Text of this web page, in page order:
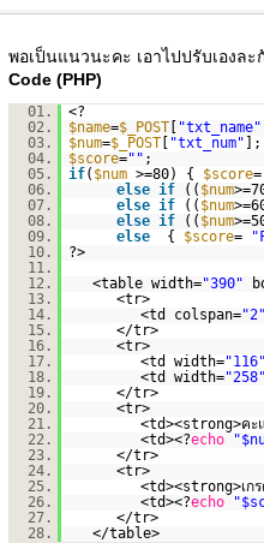
พอเป็นแนวนะคะ เอาไปปรับเองละ
Code (PHP)
01.
<?
02.
$name=$_POST[ "txt_name"
03.
$num=$_POST[ "txt_num" ];
04.
$score="" ;
05.
if( $num >=80) { $score=
06.
else if (( $num
07.
else if (( $num
08.
else if (( $num
09.
else { $score=
10.
?>
11.
12.
<table width="390"
13.
<tr>
14.
<td colspan="2"
15.
</tr>
16.
<tr>
17.
<td width="116"
18.
<td width="258"
19.
</tr>
20.
<tr>
21.
<td><strong>ค
22.
<td><?echo
23.
</tr>
24.
<tr>
25.
<td><strong>เ
26.
<td><?echo
27.
</tr>
28.
</table>